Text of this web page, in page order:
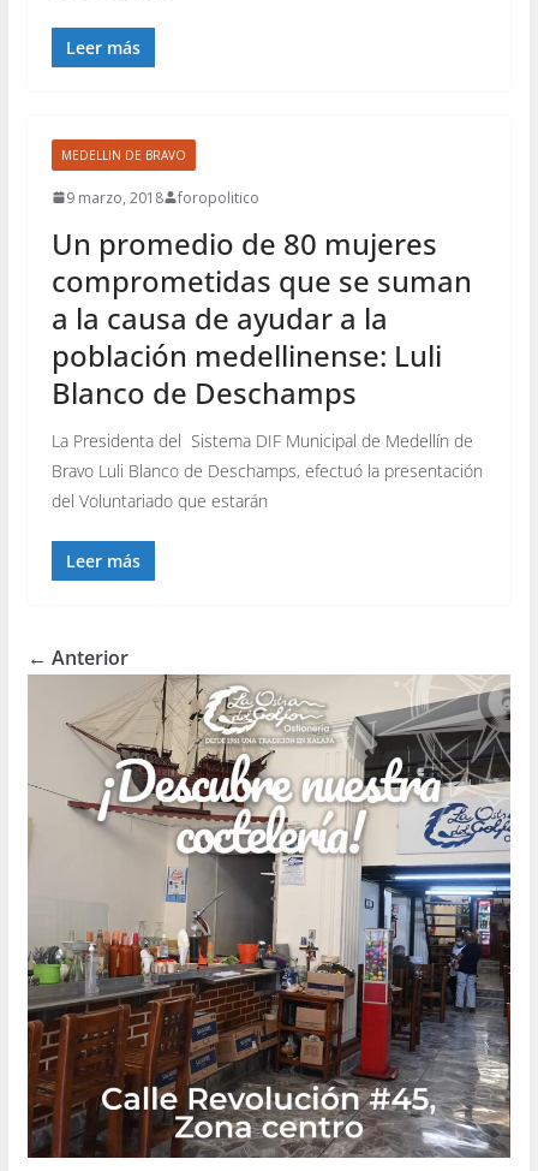
Leer más
MEDELLIN DE BRAVO
9 marzo, 2018 foropolitico
Un promedio de 80 mujeres
comprometidas que se suman
a la causa de ayudar a la
población medellinense: Luli
Blanco de Deschamps
La Presidenta del Sistema DIF Municipal de Medellín de
Bravo Luli Blanco de Deschamps, efectuó la presentación
del Voluntariado que estarán
Leer más
← Anterior